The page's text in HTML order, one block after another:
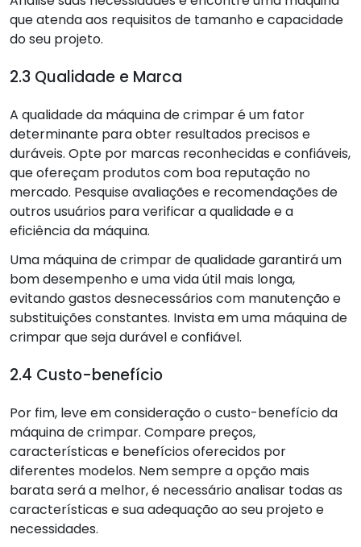
que atenda aos requisitos de tamanho e capacidade
do seu projeto.
2.3 Qualidade e Marca
A qualidade da máquina de crimpar é um fator
determinante para obter resultados precisos e
duráveis. Opte por marcas reconhecidas e confiáveis,
que ofereçam produtos com boa reputação no
mercado. Pesquise avaliações e recomendações de
outros usuários para verificar a qualidade e a
eficiência da máquina.
Uma máquina de crimpar de qualidade garantirá um
bom desempenho e uma vida útil mais longa,
evitando gastos desnecessários com manutenção e
substituições constantes. Invista em uma máquina de
crimpar que seja durável e confiável.
2.4 Custo-benefício
Por fim, leve em consideração o custo-benefício da
máquina de crimpar. Compare preços,
características e benefícios oferecidos por
diferentes modelos. Nem sempre a opção mais
barata será a melhor, é necessário analisar todas as
características e sua adequação ao seu projeto e
necessidades.